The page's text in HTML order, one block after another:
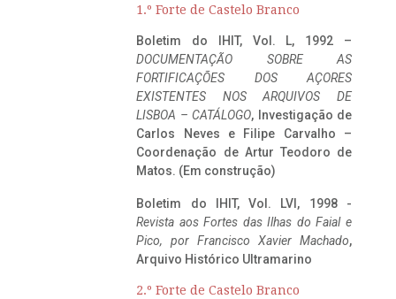
1.º Forte de Castelo Branco
Boletim do IHIT, Vol. L, 1992 –
DOCUMENTAÇÃO SOBRE AS
FORTIFICAÇÕES DOS AÇORES
EXISTENTES NOS ARQUIVOS DE
LISBOA – CATÁLOGO, Investigação de
Carlos Neves e Filipe Carvalho –
Coordenação de Artur Teodoro de
Matos. (Em construção)
Boletim do IHIT, Vol. LVI, 1998 -
Revista aos Fortes das Ilhas do Faial e
Pico, por Francisco Xavier Machado,
Arquivo Histórico Ultramarino
2.º Forte de Castelo Branco